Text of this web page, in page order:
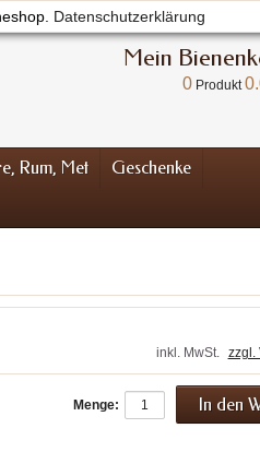
Datenschutzerklärung
Willkommen
Mein
0 Produkt
Rum, Met
Geschenke
inkl. MwSt. zzgl.
Menge: